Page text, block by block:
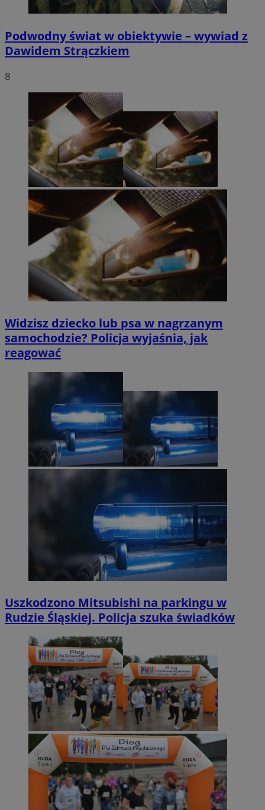
Podwodny świat w obiektywie – wywiad z
Dawidem Strączkiem
8
Widzisz dziecko lub psa w nagrzanym
samochodzie? Policja wyjaśnia, jak
reagować
Uszkodzono Mitsubishi na parkingu w
Rudzie Śląskiej. Policja szuka świadków